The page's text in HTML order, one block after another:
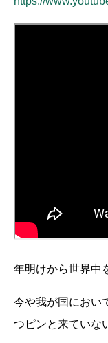
年明けから世界中
今や我が国におい
つピンと来ていな